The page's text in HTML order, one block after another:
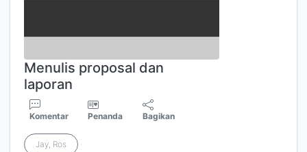
Menulis proposal dan
laporan
Komentar Penanda Bagikan
Jay, Ros